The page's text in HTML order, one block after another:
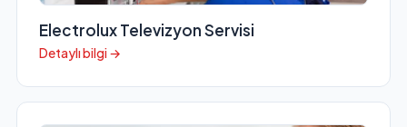
Electrolux Televizyon Servisi
Detaylı bilgi →